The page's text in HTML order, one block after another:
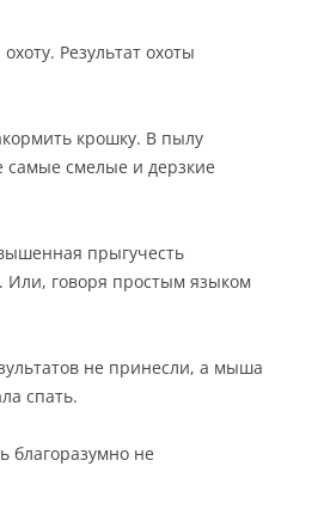
Результат охоты
крошку. В пылу
самые смелые и дерзкие
прыгучесть
Или, говоря простым языком
не принесли, а мыша
спать.
благоразумно не